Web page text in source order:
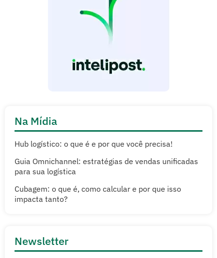
Na Mídia
Hub logístico: o que é e por que você precisa!
Guia Omnichannel: estratégias de vendas unificadas
para sua logística
Cubagem: o que é, como calcular e por que isso
impacta tanto?
Newsletter